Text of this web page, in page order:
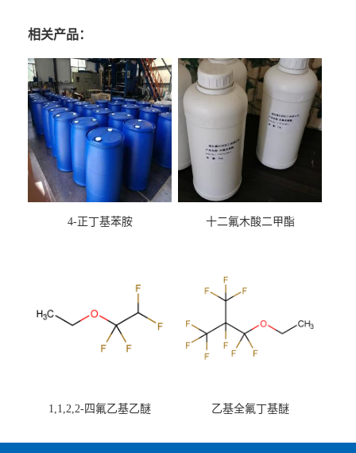
相关产品：
4-正丁基苯胺 十二氟木酸二甲酯
1,1,2,2-四氟乙基乙醚 乙基全氟丁基醚